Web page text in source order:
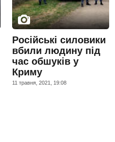
Російські силовики
вбили людину під
час обшуків у
Криму
11 травня, 2021, 19:08